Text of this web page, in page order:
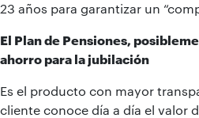
23 años para garantizar un
El Plan de Pensiones,
ahorro para la jubilación
Es el producto con mayor
cliente conoce día a día el valor